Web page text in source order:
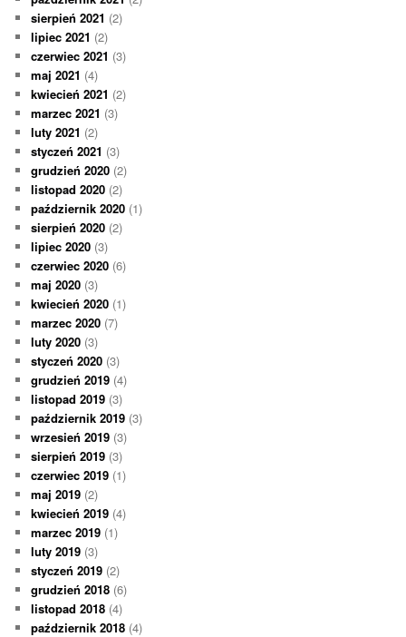
sierpień 2021 (2)
lipiec 2021 (2)
czerwiec 2021 (3)
maj 2021 (4)
kwiecień 2021 (2)
marzec 2021 (3)
luty 2021 (2)
styczeń 2021 (3)
grudzień 2020 (2)
listopad 2020 (2)
październik 2020 (1)
sierpień 2020 (2)
lipiec 2020 (3)
czerwiec 2020 (6)
maj 2020 (3)
kwiecień 2020 (1)
marzec 2020 (7)
luty 2020 (3)
styczeń 2020 (3)
grudzień 2019 (4)
listopad 2019 (3)
październik 2019 (3)
wrzesień 2019 (3)
sierpień 2019 (3)
czerwiec 2019 (1)
maj 2019 (2)
kwiecień 2019 (4)
marzec 2019 (1)
luty 2019 (3)
styczeń 2019 (2)
grudzień 2018 (6)
listopad 2018 (4)
październik 2018 (4)